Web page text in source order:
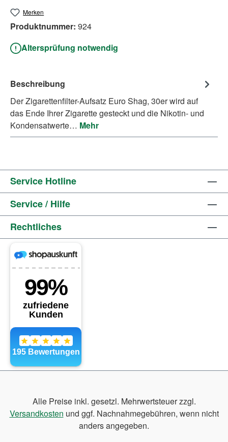
Merken
Produktnummer: 924
Altersprüfung notwendig
Beschreibung
Der Zigarettenfilter-Aufsatz Euro Shag, 30er wird auf
das Ende Ihrer Zigarette gesteckt und die Nikotin- und
Kondensatwerte… Mehr
Service Hotline
Service / Hilfe
Rechtliches
Alle Preise inkl. gesetzl. Mehrwertsteuer zzgl.
Versandkosten und ggf. Nachnahmegebühren, wenn nicht
anders angegeben.